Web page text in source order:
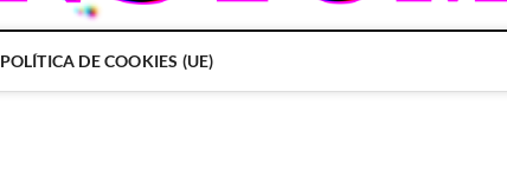
POLÍTICA DE COOKIES (UE)